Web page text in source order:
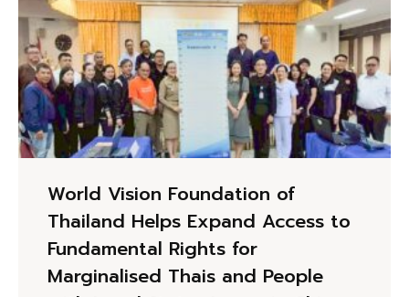
World Vision Foundation of
Thailand Helps Expand Access to
Fundamental Rights for
Marginalised Thais and People